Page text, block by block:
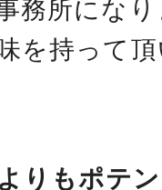
務所にな
を持って
りもポテ